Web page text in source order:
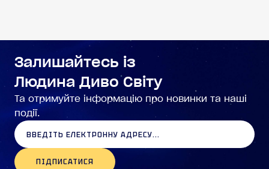
Залишайтесь із
Людина Диво Світу
Та отримуйте інформацію про новинки та наші
події.
ПІДПИСАТИСЯ